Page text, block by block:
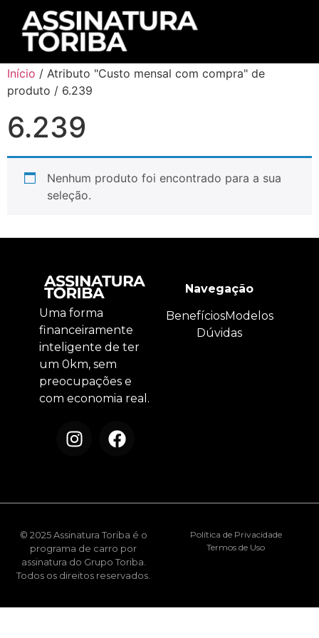
Início / Atributo "Custo mensal com compra" de
produto / 6.239
6.239
Nenhum produto foi encontrado para a sua
seleção.
Uma forma
financeiramente
inteligente de ter
um 0km, sem
preocupações e
com economia real.
Navegação
BenefíciosModelos
Dúvidas
© 2025 Assinatura Toriba é o
programa de carro por
assinatura do Grupo Toriba.
Todos os direitos reservados.
Política de Privacidade
Termos de Uso